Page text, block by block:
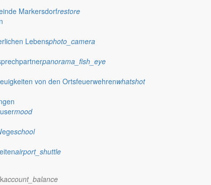
Markersdorfrestore
Lebensphoto_camera
panorama_fish_eye
von den Ortsfeuerwehrenwhatshot
mood
school
airport_shuttle
account_balance